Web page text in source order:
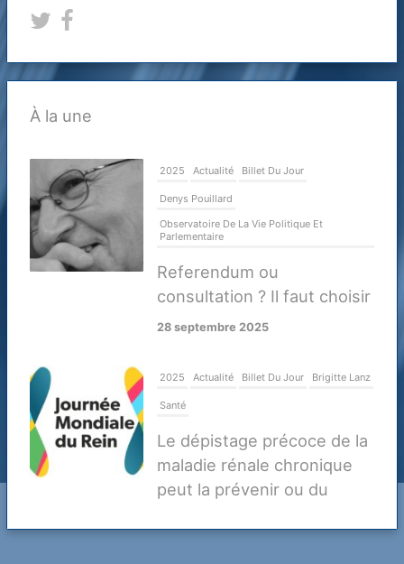
À la une
2025 Actualité Billet Du Jour
Denys Pouillard
Observatoire De La Vie Politique Et
Parlementaire
Referendum ou
consultation ? Il faut choisir
28 septembre 2025
2025 Actualité Billet Du Jour Brigitte Lanz
Santé
Le dépistage précoce de la
maladie rénale chronique
peut la prévenir ou du
complications